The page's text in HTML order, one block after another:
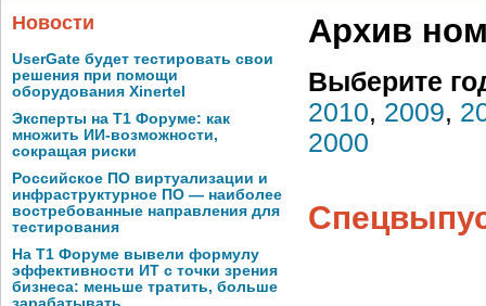
Новости
UserGate будет тестировать свои
решения при помощи
оборудования Xinertel
Эксперты на Т1 Форуме: как
множить ИИ-возможности,
сокращая риски
Российское ПО виртуализации и
инфраструктурное ПО — наиболее
востребованные направления для
тестирования
На Т1 Форуме вывели формулу
эффективности ИТ с точки зрения
бизнеса: меньше тратить, больше
Архив
Выберите
2010, 2009,
2000